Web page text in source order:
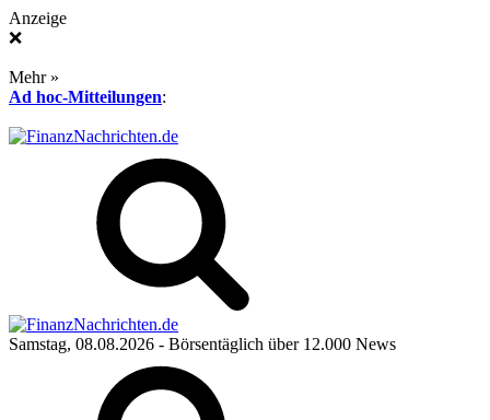
Anzeige
❌
Mehr »
Ad hoc-Mitteilungen:
Samstag, 08.08.2026 - Börsentäglich über 12.000 News